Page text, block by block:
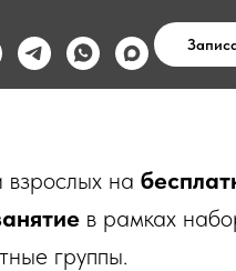
на
в рамках
группы.